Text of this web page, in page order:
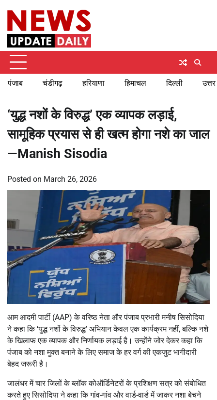
content
पंजाब चंडीगढ़ हरियाणा हिमाचल दिल्ली
‘युद्ध नशों के विरुद्ध’ एक व्यापक लड़ाई,
सामूहिक प्रयास से ही खत्म होगा नशे का जाल
—Manish Sisodia
Posted on March 26, 2026
आम आदमी पार्टी (AAP) के वरिष्ठ नेता और पंजाब प्रभारीमनीष सिसोदिया
ने कहा कि ‘युद्ध नशों के विरुद्ध’ अभियान केवल एक कार्यक्रम नहीं, बल्कि नशे
के खिलाफ एक व्यापक और निर्णायक लड़ाई है। उन्होंने जोर देकर कहा कि
पंजाब को नशा मुक्त बनाने के लिए समाज के हर वर्ग की एकजुट भागीदारी
बेहद जरूरी है।
जालंधर में चार जिलों के ब्लॉक कोऑर्डिनेटरों के प्रशिक्षण सत्र को संबोधित
करते हुए सिसोदिया ने कहा कि गांव-गांव और वार्ड-वार्ड में जाकर नशा बेचने